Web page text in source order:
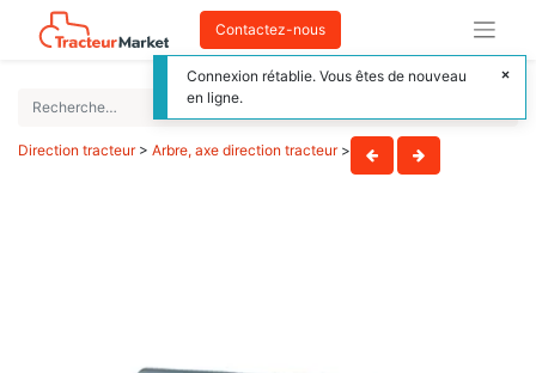
Contactez-nous
Direction tracteur> Arbre, axe direction tracteur>
Connexion rétablie. Vous êtes de nouveau
en ligne.